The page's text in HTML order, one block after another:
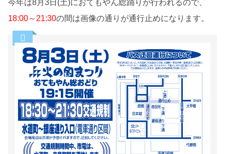
今年は8月3日(土)におてもやん総踊りが行われるので、
18:00～21:30の間は画像の通りが通行止めになります。